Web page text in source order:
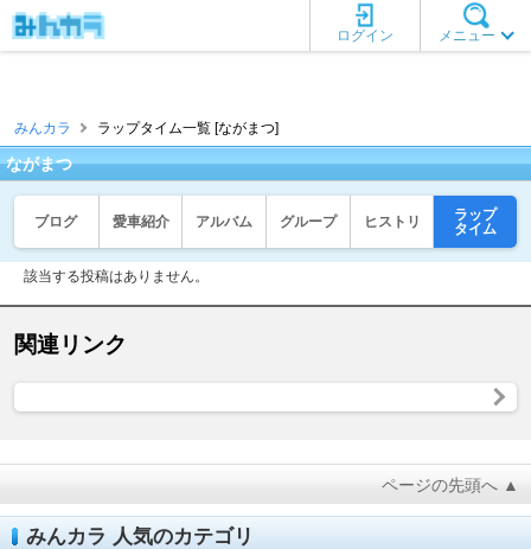
メニュー
ログイン
みんカラ ラップタイム一覧 [ながまつ]
ながまつ
ブログ 愛車紹介 アルバム グループ ヒストリ
ラップ
タイム
該当する投稿はありません。
関連リンク
ページの先頭へ ▲
みんカラ 人気のカテゴリ